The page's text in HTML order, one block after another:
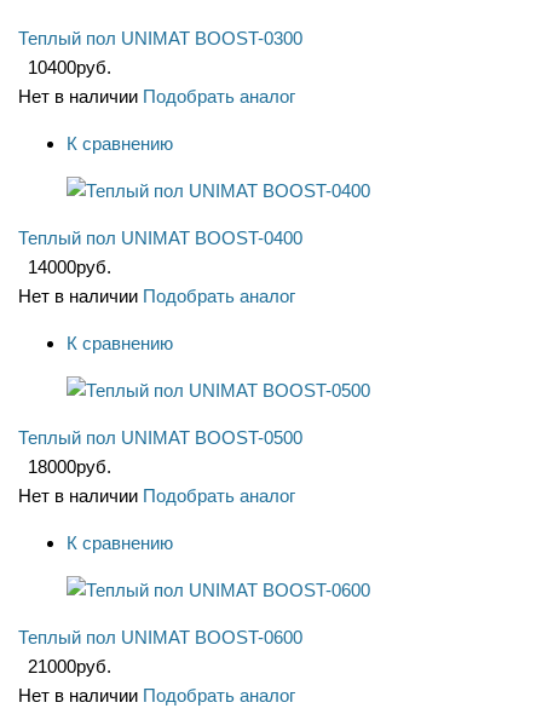
Теплый пол UNIMAT BOOST-0300
10400руб.
Нет в наличии Подобрать аналог
К сравнению
Теплый пол UNIMAT BOOST-0400
14000руб.
Нет в наличии Подобрать аналог
К сравнению
Теплый пол UNIMAT BOOST-0500
18000руб.
Нет в наличии Подобрать аналог
К сравнению
Теплый пол UNIMAT BOOST-0600
21000руб.
Нет в наличии Подобрать аналог